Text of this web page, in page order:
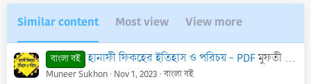
t
e
v
o
t
e
Similar content Most view View more
বাংলা বই হানাফী ফিকহের ইতিহাস ও পরিচয় - PDFমুফতী মাওলানা আব্দুর রউফ
Muneer Sukhon Nov 1, 2023 বাংলা বই